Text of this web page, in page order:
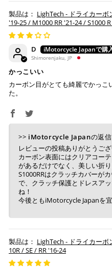
LighTech - ドライカーボ
'19-25 / M1000 RR '21-24 / S1000
D
Shimorenjaku, JP
かっこいい
カーボン目がとても綺麗でかっこ
た。
>> iMotorcycle Japanの返信
レビューの投稿ありがとうござ
カーボン表面にはクリアコー
があるだけでなく、美しい折
S1000RRはクラッチカバーが
で、クラッチ保護とドレスア
ね！
今後ともiMotorcycle Japanを
LighTech - ドライカー
10R / SE / RR '16-24